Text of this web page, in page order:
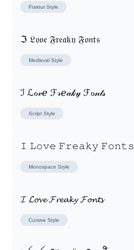
Fraktur Style
ℑ 𝔏𝔬𝔳𝔢 𝔉𝔯𝔢𝔞𝔨𝔶 𝔉𝔬𝔫𝔱𝔰
Medieval Style
ℐ ℒℴ𝓋ℯ ℱ𝓇ℯ𝒶𝓀𝓎 ℱℴ𝓃𝓉𝓈
Script Style
𝙸 𝙻𝚘𝚟𝚎 𝙵𝚛𝚎𝚊𝚔𝚢 𝙵𝚘𝚗𝚝𝚜
Monospace Style
𝓘 𝓛𝓸𝓿𝓮 𝓕𝓻𝓮𝓪𝓴𝔂 𝓕𝓸𝓷𝓽𝓼
Cursive Style